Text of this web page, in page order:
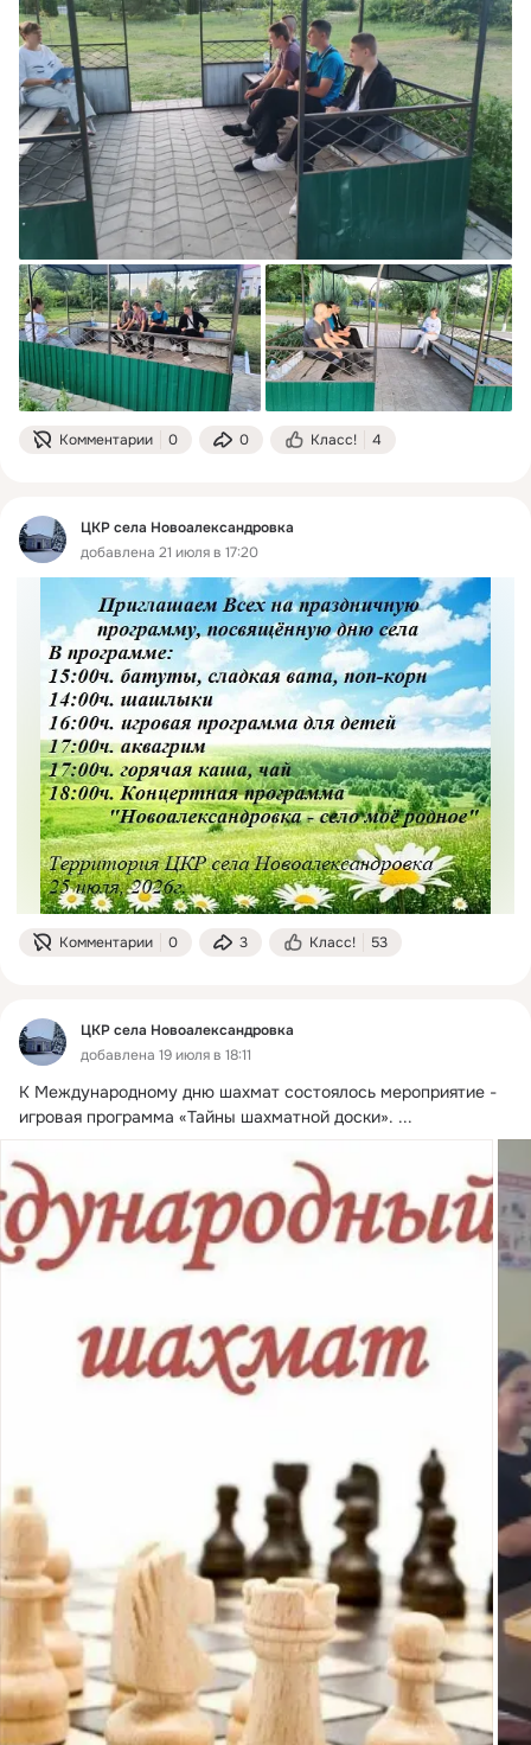
Комментарии 0 0 Класс! 4
ЦКР села Новоалександровка
добавлена 21 июля в 17:20
Комментарии 0 3 Класс! 53
ЦКР села Новоалександровка
добавлена 19 июля в 18:11
К Международному дню шахмат состоялось мероприятие -
игровая программа «Тайны шахматной доски». ...